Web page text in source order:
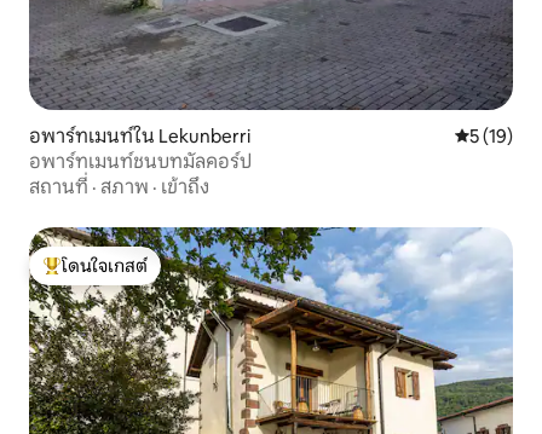
อพาร์ทเมนท์ใน Lekunberri คะแนนเฉลี่
5 (19)
อพาร์ทเมนท์ชนบทมัลคอร์ป
สถานที่ · สภาพ · เข้าถึง
โดนใจเกสต์ที่สุด
โดนใจเกสต์